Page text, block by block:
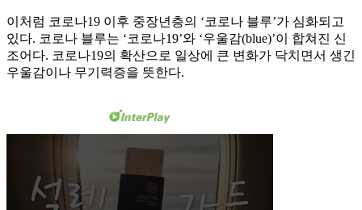
이처럼 코로나19 이후 중장년층의 ‘코로나 블루’가 심화되고
있다. 코로나 블루는 ‘코로나19’와 ‘우울감(blue)’이 합쳐진 신
조어다. 코로나19의 확산으로 일상에 큰 변화가 닥치면서 생긴
우울감이나 무기력증을 뜻한다.